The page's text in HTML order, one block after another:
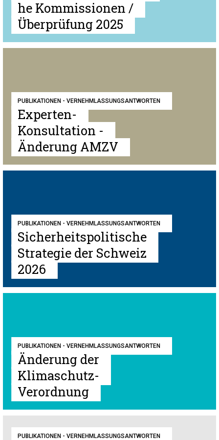
he Kommissionen /
Überprüfung 2025
PUBLIKATIONEN - VERNEHMLASSUNGSANTWORTEN
Experten-
Konsultation -
Änderung AMZV
PUBLIKATIONEN - VERNEHMLASSUNGSANTWORTEN
Sicherheitspolitische
Strategie der Schweiz
2026
PUBLIKATIONEN - VERNEHMLASSUNGSANTWORTEN
Änderung der
Klimaschutz-
Verordnung
PUBLIKATIONEN - VERNEHMLASSUNGSANTWORTEN